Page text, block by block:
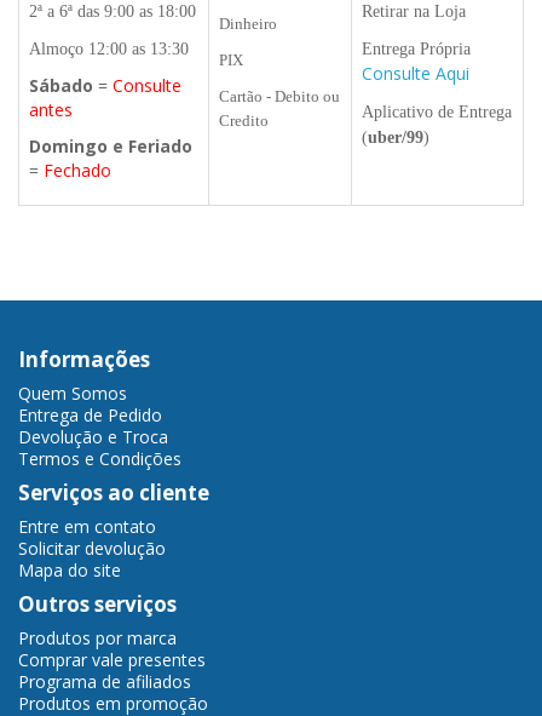
2ª a 6ª das 9:00 as 18:00
Almoço 12:00 as 13:30
Sábado = Consulte
antes
Domingo e Feriado
= Fechado
Dinheiro
PIX
Cartão - Debito ou
Credito
Retirar na Loja
Entrega Própria
Consulte Aqui
Aplicativo de Entrega
(uber/99)
Informações
Quem Somos
Entrega de Pedido
Devolução e Troca
Termos e Condições
Serviços ao cliente
Entre em contato
Solicitar devolução
Mapa do site
Outros serviços
Produtos por marca
Comprar vale presentes
Programa de afiliados
Produtos em promoção